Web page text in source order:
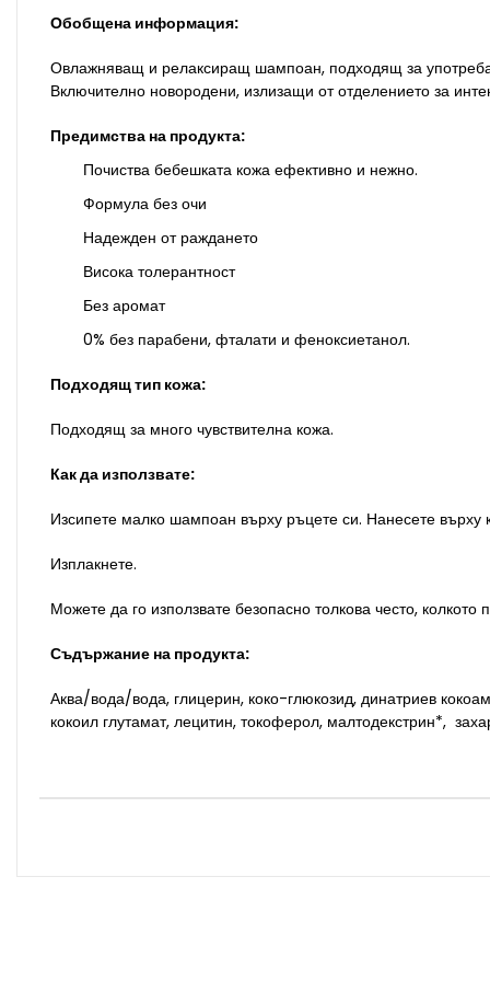
Обобщена информация:
Овлажняващ и релаксиращ шампоан, подходящ за употреба
Включително новородени, излизащи от отделението за
Предимства на продукта:
Почиства бебешката кожа ефективно и нежно.
Формула без очи
Надежден от раждането
Висока толерантност
Без аромат
0% без парабени, фталати и феноксиетанол.
Подходящ тип кожа:
Подходящ за много чувствителна кожа.
Как да използвате:
Изсипете малко шампоан върху ръцете си. Нанесете върху
Изплакнете.​
Можете да го използвате безопасно толкова често, колкото
Съдържание на продукта:
Аква/вода/вода, глицерин, коко-глюкозид, динатриев
кокоил глутамат, лецитин, токоферол, малтодекстрин*,